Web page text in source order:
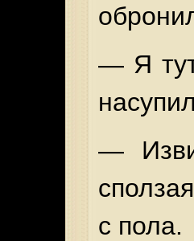
— Я
—
с пола.